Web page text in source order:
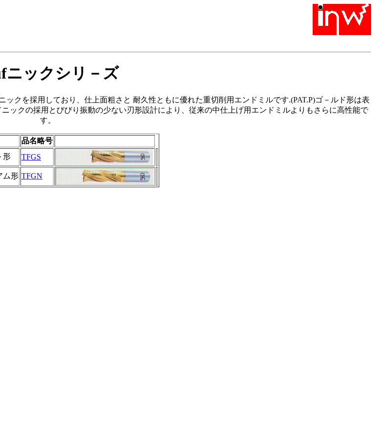
ニックシリ－ズ
クを採用しており、仕上面粗さと 耐久性ともに優れた重切削用エンドミルです.(PAT.P)ゴ－ルド形は表
ックの採用とびびり振動の少ない刃形設計により、従来の中仕上げ用エンドミルよりもさらに高性能で
す。
品名略号
形
TFGS
ム形 TFGN